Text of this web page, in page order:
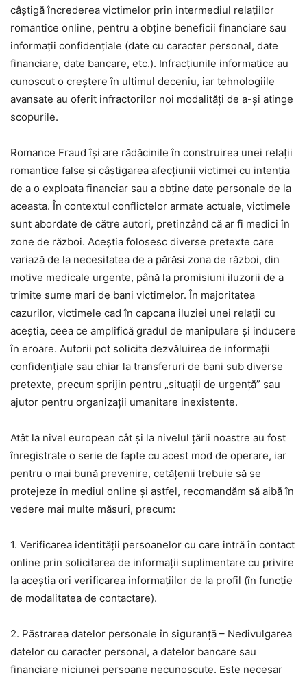
câștigă încrederea victimelor prin intermediul relațiilor
romantice online, pentru a obține beneficii financiare sau
informații confidențiale (date cu caracter personal, date
financiare, date bancare, etc.). Infracțiunile informatice au
cunoscut o creștere în ultimul deceniu, iar tehnologiile
avansate au oferit infractorilor noi modalități de a-și atinge
scopurile.
Romance Fraud își are rădăcinile în construirea unei relații
romantice false și câștigarea afecțiunii victimei cu intenția
de a o exploata financiar sau a obține date personale de la
aceasta. În contextul conflictelor armate actuale, victimele
sunt abordate de către autori, pretinzând că ar fi medici în
zone de război. Aceștia folosesc diverse pretexte care
variază de la necesitatea de a părăsi zona de război, din
motive medicale urgente, până la promisiuni iluzorii de a
trimite sume mari de bani victimelor. În majoritatea
cazurilor, victimele cad în capcana iluziei unei relații cu
aceștia, ceea ce amplifică gradul de manipulare și inducere
în eroare. Autorii pot solicita dezvăluirea de informații
confidențiale sau chiar la transferuri de bani sub diverse
pretexte, precum sprijin pentru „situații de urgență” sau
ajutor pentru organizații umanitare inexistente.
Atât la nivel european cât și la nivelul țării noastre au fost
înregistrate o serie de fapte cu acest mod de operare, iar
pentru o mai bună prevenire, cetățenii trebuie să se
protejeze în mediul online și astfel, recomandăm să aibă în
vedere mai multe măsuri, precum:
1. Verificarea identității persoanelor cu care intră în contact
online prin solicitarea de informații suplimentare cu privire
la aceștia ori verificarea informațiilor de la profil (în funcție
de modalitatea de contactare).
2. Păstrarea datelor personale în siguranță – Nedivulgarea
datelor cu caracter personal, a datelor bancare sau
financiare niciunei persoane necunoscute. Este necesar